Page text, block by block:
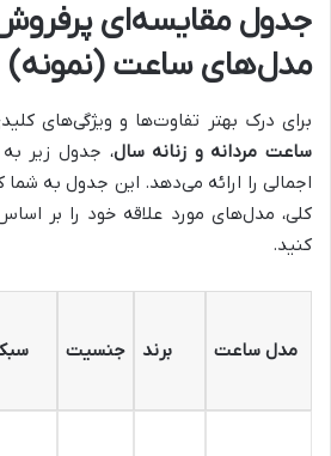
جدول مقایسه‌ای
مدل‌های ساعت (نمونه)
برای درک بهتر تفاوت‌ها و ویژگی‌های
ساعت مردانه و زنانه سال، جدول زیر
اجمالی را ارائه می‌دهد. این جدول به
کلی، مدل‌های مورد علاقه خود را بر
کنید.
مدل ساعت برند جنسیت